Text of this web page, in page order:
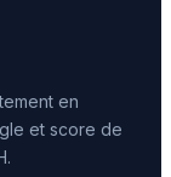
en
et score de